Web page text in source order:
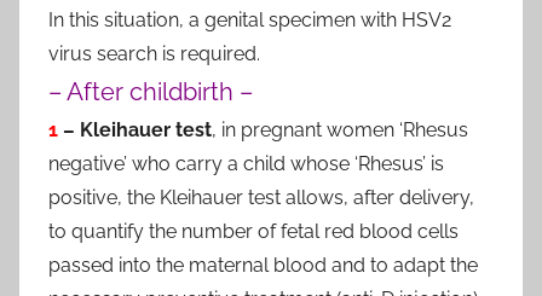
In this situation, a genital specimen with HSV2
virus search is required.
– After childbirth –
1 – Kleihauer test, in pregnant women ‘Rhesus
negative’ who carry a child whose ‘Rhesus’ is
positive, the Kleihauer test allows, after delivery,
to quantify the number of fetal red blood cells
passed into the maternal blood and to adapt the